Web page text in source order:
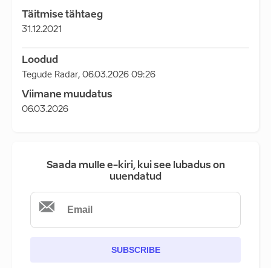
Täitmise tähtaeg
31.12.2021
Loodud
Tegude Radar, 06.03.2026 09:26
Viimane muudatus
06.03.2026
Saada mulle e-kiri, kui see lubadus on
uuendatud
SUBSCRIBE